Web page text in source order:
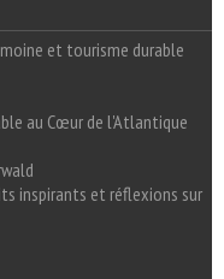
et tourisme durable
au Cœur de l'Atlantique
inspirants et réflexions sur